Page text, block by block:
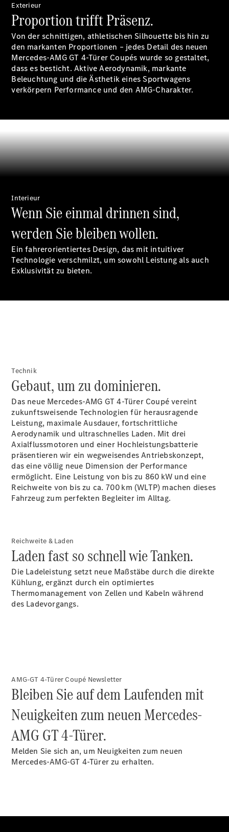
Konfigurator
Mercedes-
Benz Store
SUV
EQA
Elektrisch
EQE
SUV
Elektrisch
EQS
Mercedes-
Maybach
EQS SUV
Elektrisch
GLA
GLA
Neu
GLA Neu Elektrisch
GLB Elektrisch
GLB
GLC Coupé
GLS
GLS
Mercedes-
Maybach
GLS SUV
Mercedes-
Maybach
GLS SUV
Neu
G-Klasse
Geländewagen
Elektrisch
G-Klasse
Geländewagen
T-Modell
Shooting
Brake
Modell
C-Klasse T-
Modell All-
Terrain
E-Klasse T-
Exterieur
Proportion trifft Präsenz.
Von der schnittigen, athletischen Silhouette bis hin zu
den markanten Proportionen – jedes Detail des neuen
Mercedes-AMG GT 4-Türer Coupés wurde so gestaltet,
dass es besticht. Aktive Aerodynamik, markante
Beleuchtung und die Ästhetik eines Sportwagens
verkörpern Performance und den AMG‑Charakter.
Interieur
Wenn Sie einmal drinnen sind,
werden Sie bleiben wollen.
Ein fahrerorientiertes Design, das mit intuitiver
Technologie verschmilzt, um sowohl Leistung als auch
Exklusivität zu bieten.
Technik
Gebaut, um zu dominieren.
Das neue Mercedes-AMG GT 4-Türer Coupé vereint
zukunftsweisende Technologien für herausragende
Leistung, maximale Ausdauer, fortschrittliche
Aerodynamik und ultraschnelles Laden. Mit drei
Axialflussmotoren und einer Hochleistungsbatterie
präsentieren wir ein wegweisendes Antriebskonzept,
das eine völlig neue Dimension der Performance
ermöglicht. Eine Leistung von bis zu 860 kW und eine
Reichweite von bis zu ca. 700 km (WLTP) machen dieses
Fahrzeug zum perfekten Begleiter im Alltag.
Reichweite & Laden
Laden fast so schnell wie Tanken.
Die Ladeleistung setzt neue Maßstäbe durch die direkte
Kühlung, ergänzt durch ein optimiertes
Thermomanagement von Zellen und Kabeln während
des Ladevorgangs.
AMG-GT 4-Türer Coupé Newsletter
Bleiben Sie auf dem Laufenden mit
Neuigkeiten zum neuen Mercedes-
AMG GT 4-Türer.
Melden Sie sich an, um Neuigkeiten zum neuen
Mercedes-AMG-GT 4-Türer zu erhalten.